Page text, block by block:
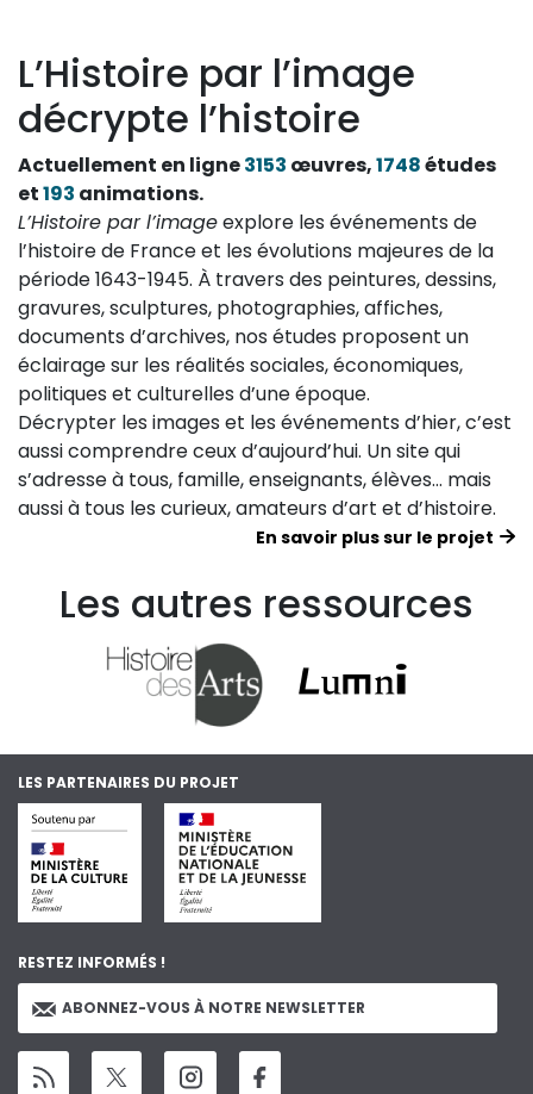
L’Histoire par l’image
décrypte l’histoire
Actuellement en ligne3153 œuvres,1748études
et193 animations.
L’Histoire par l’imageexplore les événements de
l’histoire de France et les évolutions majeures de la
période 1643-1945. À travers des peintures, dessins,
gravures, sculptures, photographies, affiches,
documents d’archives, nos études proposent un
éclairage sur les réalités sociales, économiques,
politiques et culturelles d’une époque.
Décrypter les images et les événements d’hier, c’est
aussi comprendre ceux d’aujourd’hui. Un site qui
s’adresse à tous, famille, enseignants, élèves… mais
aussi à tous les curieux, amateurs d’art et d’histoire.
En savoir plus sur le projet
Les autres ressources
LES PARTENAIRES DU PROJET
RESTEZ INFORMÉS !
ABONNEZ-VOUS À NOTRE NEWSLETTER